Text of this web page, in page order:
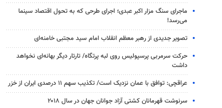
ماجرای سنگ مزار اکبر عبدی؛ اجرای طرحی که به تحول اقتصاد سینما
می‌رسد!
تصویر جدیدی از رهبر معظم انقلاب امام سید مجتبی خامنه‌ای
حرکت سرمربی پرسپولیس روی لبه پرتگاه/ تارتار دیگر بهانه‌ای نخواهد
داشت
عراقچی: توافق با عمان نزدیک است/ تکذیب سهم ۱۱ درصدی ایران از خزر
سرنوشت قهرمانان کشتی آزاد جوانان جهان در سال ۲۰۱۸